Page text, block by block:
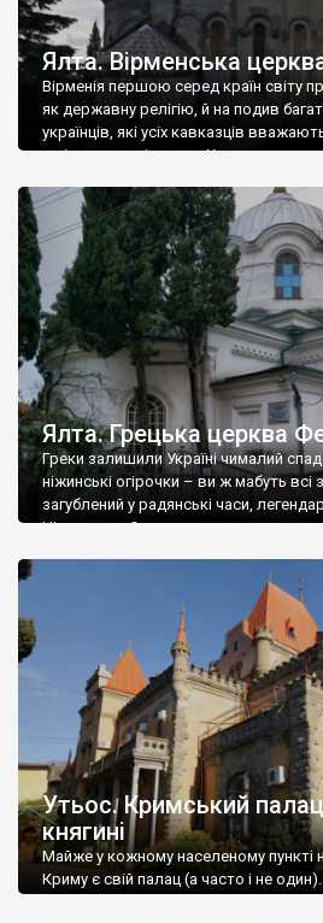
Ялта. Вірменська
Вірменія першою серед країн світу
як державну релігію, й на подив
українців, які усіх кавказців
є відданими вірянами Христа
Ялта. Грецька церква
Греки залишили Україні чималий
ніжинські огірочки – ви ж мабуть всі
загублений у радянські часи,
Ніжин греки?
Утьос. Кримський палац
княгині
Майже у кожному населеному пункті
Криму є свій палац (а часто і не один).